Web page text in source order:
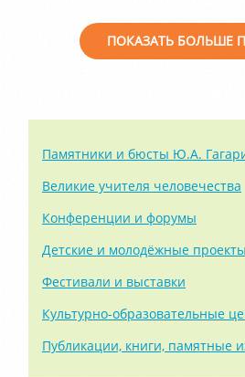
ПОКАЗАТЬ БОЛЬШЕ
Памятники и бюсты Ю.А.
Великие учителя человечества
Конференции и форумы
Детские и молодёжные проекты
Фестивали и выставки
Культурно-образовательные
Публикации, книги, памятные